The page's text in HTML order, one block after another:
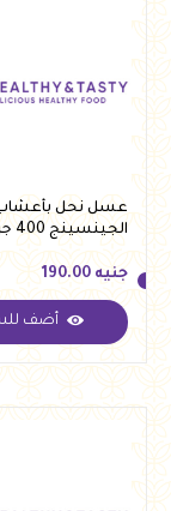
عسل نحل
شانه
جنيه
جنيه 190.00
أضف